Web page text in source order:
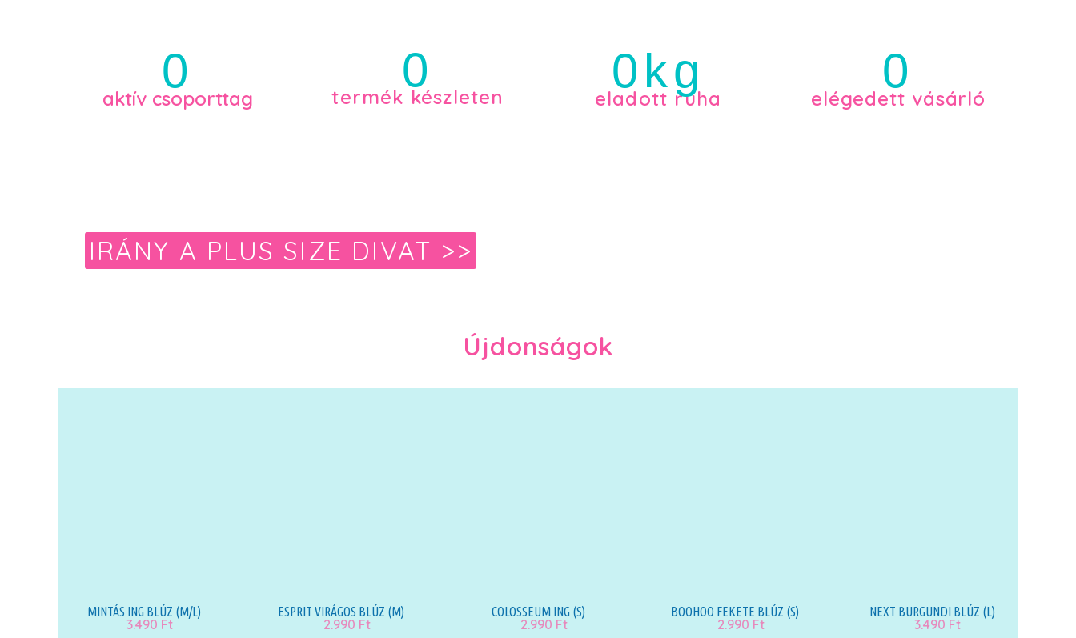
aktív csoporttag
0 termék készleten
0
eladott ruha
0kg
elégedett vásárló
0
IRÁNY A PLUS SIZE DIVAT >>
Újdonságok
MINTÁS ING BLÚZ (M/L)
3.490 Ft
ESPRIT VIRÁGOS BLÚZ (M)
2.990 Ft
COLOSSEUM ING (S)
2.990 Ft
BOOHOO FEKETE BLÚZ (S)
2.990 Ft
NEXT BURGUNDI BLÚZ (L)
3.490 Ft